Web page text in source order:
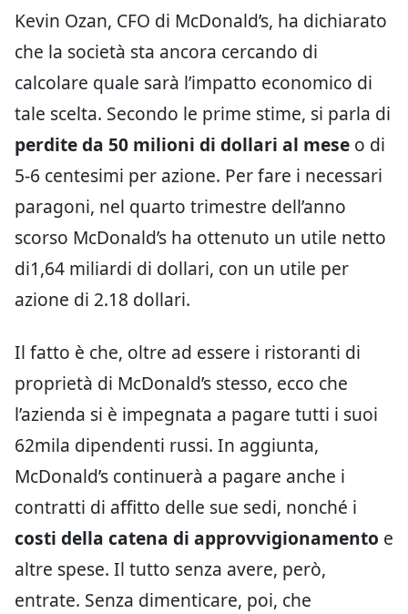
Kevin Ozan, CFO di McDonald’s, ha dichiarato
che la società sta ancora cercando di
calcolare quale sarà l’impatto economico di
tale scelta. Secondo le prime stime, si parla di
perdite da 50 milioni di dollari al mese o di
5-6 centesimi per azione. Per fare i necessari
paragoni, nel quarto trimestre dell’anno
scorso McDonald’s ha ottenuto un utile netto
di1,64 miliardi di dollari, con un utile per
azione di 2.18 dollari.
Il fatto è che, oltre ad essere i ristoranti di
proprietà di McDonald’s stesso, ecco che
l’azienda si è impegnata a pagare tutti i suoi
62mila dipendenti russi. In aggiunta,
McDonald’s continuerà a pagare anche i
contratti di affitto delle sue sedi, nonché i
costi della catena di approvvigionamento e
altre spese. Il tutto senza avere, però,
entrate. Senza dimenticare, poi, che